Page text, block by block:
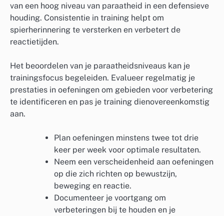
van een hoog niveau van paraatheid in een defensieve
houding. Consistentie in training helpt om
spierherinnering te versterken en verbetert de
reactietijden.
Het beoordelen van je paraatheidsniveaus kan je
trainingsfocus begeleiden. Evalueer regelmatig je
prestaties in oefeningen om gebieden voor verbetering
te identificeren en pas je training dienovereenkomstig
aan.
Plan oefeningen minstens twee tot drie
keer per week voor optimale resultaten.
Neem een verscheidenheid aan oefeningen
op die zich richten op bewustzijn,
beweging en reactie.
Documenteer je voortgang om
verbeteringen bij te houden en je